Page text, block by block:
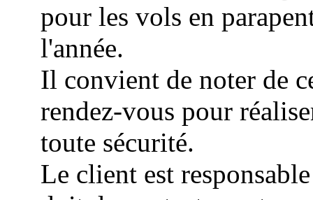
pour les vols en
l'année.
Il convient de noter de
rendez-vous pour
toute sécurité.
Le client est